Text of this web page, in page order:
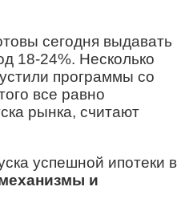
сегодня выдавать
18-24%. Несколько
программы со
все равно
рынка, считают
успешной ипотеки в
и